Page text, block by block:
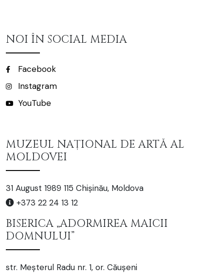
NOI ÎN SOCIAL MEDIA
Facebook
Instagram
YouTube
MUZEUL NAȚIONAL DE ARTĂ AL
MOLDOVEI
31 August 1989 115 Chișinău, Moldova
+373 22 24 13 12
BISERICA „ADORMIREA MAICII
DOMNULUI”
str. Meșterul Radu nr. 1, or. Căușeni